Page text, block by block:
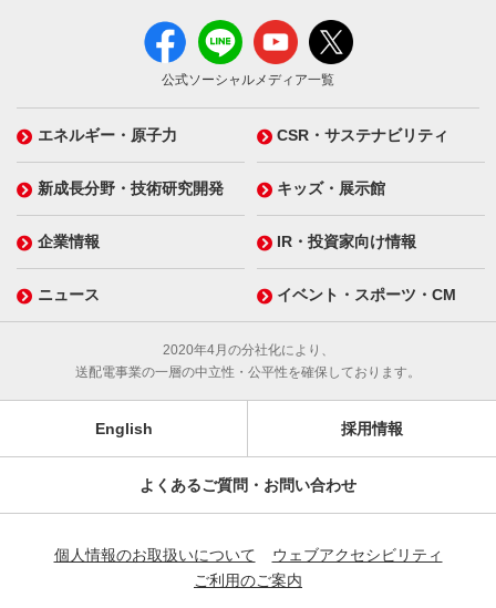
公式ソーシャルメディア一覧
エネルギー・原子力 CSR・サステナビリティ
新成長分野・技術研究開発 キッズ・展示館
企業情報 IR・投資家向け情報
ニュース イベント・スポーツ・CM
2020年4月の分社化により、
送配電事業の一層の中立性・公平性を確保しております。
English 採用情報
よくあるご質問・お問い合わせ
個人情報のお取扱いについて
ウェブアクセシビリティ
ご利用のご案内